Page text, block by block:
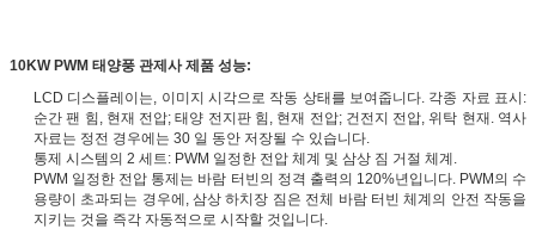
10KW PWM 태양풍 관제사 제품 성능:
LCD 디스플레이는, 이미지 시각으로 작동 상태를 보여줍니다. 각종 자료 표시:
순간 팬 힘, 현재 전압; 태양 전지판 힘, 현재 전압; 건전지 전압, 위탁 현재. 역사
자료는 정전 경우에는 30 일 동안 저장될 수 있습니다.
통제 시스템의 2 세트: PWM 일정한 전압 체계 및 삼상 짐 거절 체계.
PWM 일정한 전압 통제는 바람 터빈의 정격 출력의 120%년입니다. PWM의 수
용량이 초과되는 경우에, 삼상 하치장 짐은 전체 바람 터빈 체계의 안전 작동을
지키는 것을 즉각 자동적으로 시작할 것입니다.